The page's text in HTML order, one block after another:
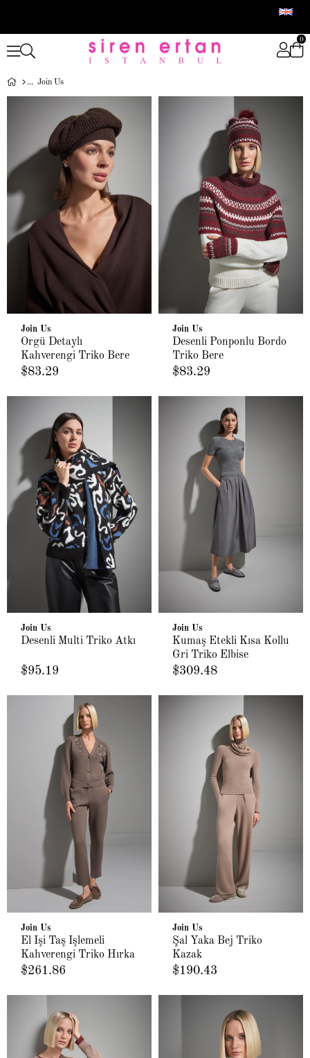
0
Join Us
Join Us
Örgü Detaylı
Kahverengi Triko Bere
$83.29
Join Us
Desenli Ponponlu Bordo
Triko Bere
$83.29
Join Us
Desenli Multi Triko Atkı
$95.19
Join Us
Kumaş Etekli Kısa Kollu
Gri Triko Elbise
$309.48
Join Us
El İşi Taş İşlemeli
Kahverengi Triko Hırka
$261.86
Join Us
Şal Yaka Bej Triko
Kazak
$190.43